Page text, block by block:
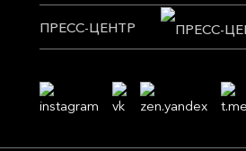
ПРЕСС-ЦЕНТР